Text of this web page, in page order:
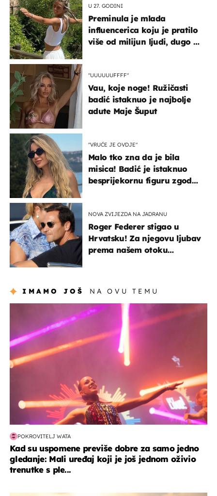
U 27. GODINI
Preminula je mlada
influencerica koju je pratilo
više od milijun ljudi, dugo se
"UUUUUUFFFF"
Vau, koje noge! Ružičasti
badić istaknuo je najbolje
adute Maje Šuput
"VRUĆE JE OVDJE"
Malo tko zna da je bila
misica! Badić je istaknuo
besprijekornu figuru zgodne
NOVA ZVIJEZDA NA JADRANU
Roger Federer stigao u
Hrvatsku! Za njegovu ljubav
prema našem otoku
IMAMO JOŠ NA OVU TEMU
POKROVITELJ WATA
Kad su uspomene previše dobre za samo jedno
gledanje: Mali uređaj koji je još jednom oživio
trenutke s ple...